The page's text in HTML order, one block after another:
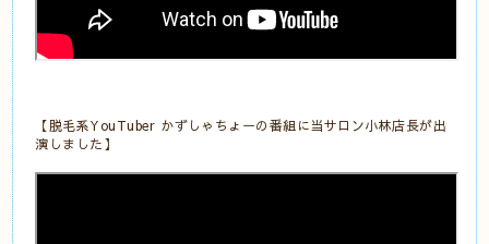
【脱毛系YouTuber かずしゃちょーの番組に当サロン小林店長が出
演しました】